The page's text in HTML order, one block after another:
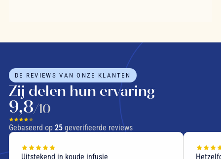
DE REVIEWS VAN ONZE KLANTEN
Zij delen hun ervaring
9,8/10
Gebaseerd op 25geverifieerde reviews
Uitstekend in koude infusie